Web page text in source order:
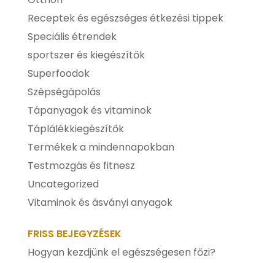
Receptek és egészséges étkezési tippek
Speciális étrendek
sportszer és kiegészítők
Superfoodok
Szépségápolás
Tápanyagok és vitaminok
Táplálékkiegészítők
Termékek a mindennapokban
Testmozgás és fitnesz
Uncategorized
Vitaminok és ásványi anyagok
FRISS BEJEGYZÉSEK
Hogyan kezdjünk el egészségesen főzi?